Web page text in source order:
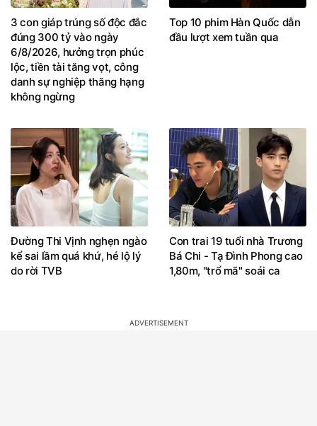
3 con giáp trúng số độc đắc
đúng 300 tỷ vào ngày
6/8/2026, hưởng trọn phúc
lộc, tiền tài tăng vọt, công
danh sự nghiệp thăng hạng
không ngừng
Top 10 phim Hàn Quốc dẫn
đầu lượt xem tuần qua
Đường Thi Vịnh nghẹn ngào
kể sai lầm quá khứ, hé lộ lý
do rời TVB
Con trai 19 tuổi nhà Trương
Bá Chi - Tạ Đình Phong cao
1,80m, "trổ mã" soái ca